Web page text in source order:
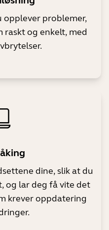
opplever problemer,
raskt og enkelt, med
dine, slik at du
og lar deg få vite det
krever oppdatering